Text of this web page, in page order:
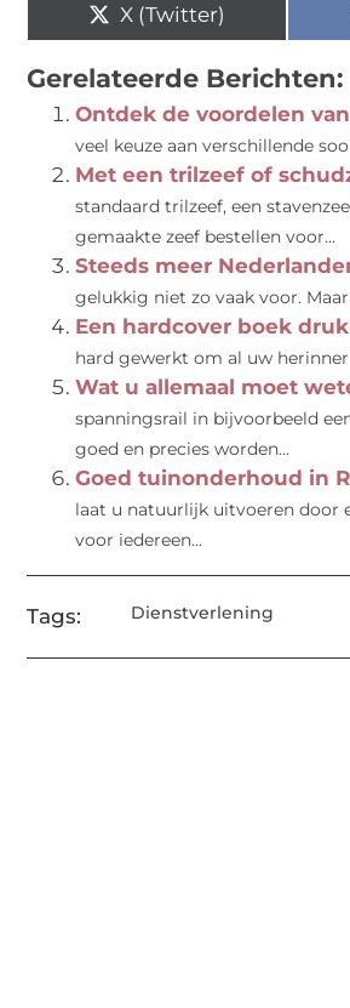
X (Twitter)
Gerelateerde Berichten:
Ontdek de voordelen
veel keuze aan verschillende
Met een trilzeef of
standaard trilzeef, een
gemaakte zeef bestellen voor...
Steeds meer
gelukkig niet zo vaak voor.
Een hardcover boek
hard gewerkt om al uw
Wat u allemaal moet
spanningsrail in bijvoorbeeld
goed en precies worden...
Goed tuinonderhoud in
laat u natuurlijk uitvoeren door
voor iedereen...
Tags: Dienstverlening